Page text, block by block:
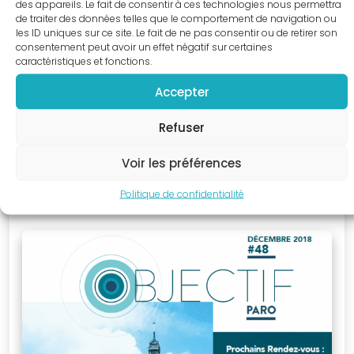
des appareils. Le fait de consentir à ces technologies nous permettra
de traiter des données telles que le comportement de navigation ou
les ID uniques sur ce site. Le fait de ne pas consentir ou de retirer son
consentement peut avoir un effet négatif sur certaines
caractéristiques et fonctions.
Accepter
Refuser
Voir les préférences
Politique de confidentialité
TÉLÉCHARGER LE PDF
nous dès
aujourd’hui et
intégrez une
communauté
engagée
ADHÉSION
Découvrez